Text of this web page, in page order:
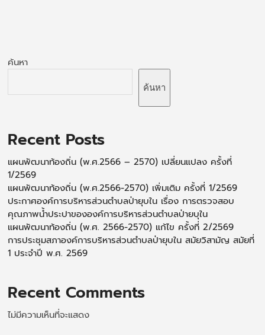
ค้นหา
ค้นหา
Recent Posts
แผนพัฒนาท้องถิ่น (พ.ศ.2566 – 2570) เปลี่ยนแปลง ครั้งที่
1/2569
แผนพัฒนาท้องถิ่น (พ.ศ.2566-2570) เพิ่มเติม ครั้งที่ 1/2569
ประกาศองค์การบริหารส่วนตำบลป่ายุบใน เรื่อง การตรวจสอบ
คุณภาพน้ำประปาขององค์การบริหารส่วนตำบลป่ายบุใน
แผนพัฒนาท้องถิ่น (พ.ศ. 2566-2570) แก้ไข ครั้งที่ 2/2569
การประชุมสภาองค์การบริหารส่วนตำบลป่ายุบใน สมัยวิสามัญ สมัยที่
1 ประจำปี พ.ศ. 2569
Recent Comments
ไม่มีความเห็นที่จะแสดง